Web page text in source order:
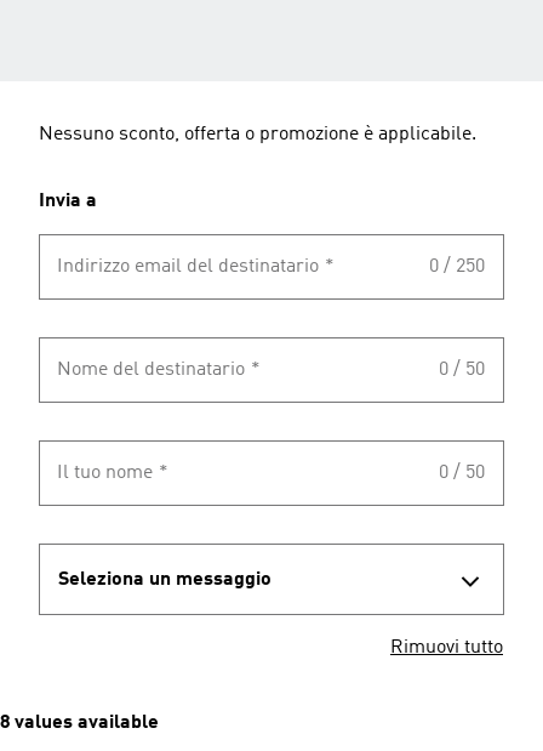
Nessuno sconto, offerta o promozione è applicabile.
Invia a
Indirizzo email del destinatario * 0 / 250
Nome del destinatario * 0 / 50
Il tuo nome * 0 / 50
Seleziona un messaggio
Rimuovi tutto
8 values available